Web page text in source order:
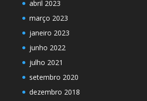
abril 2023
março 2023
janeiro 2023
junho 2022
julho 2021
setembro 2020
dezembro 2018